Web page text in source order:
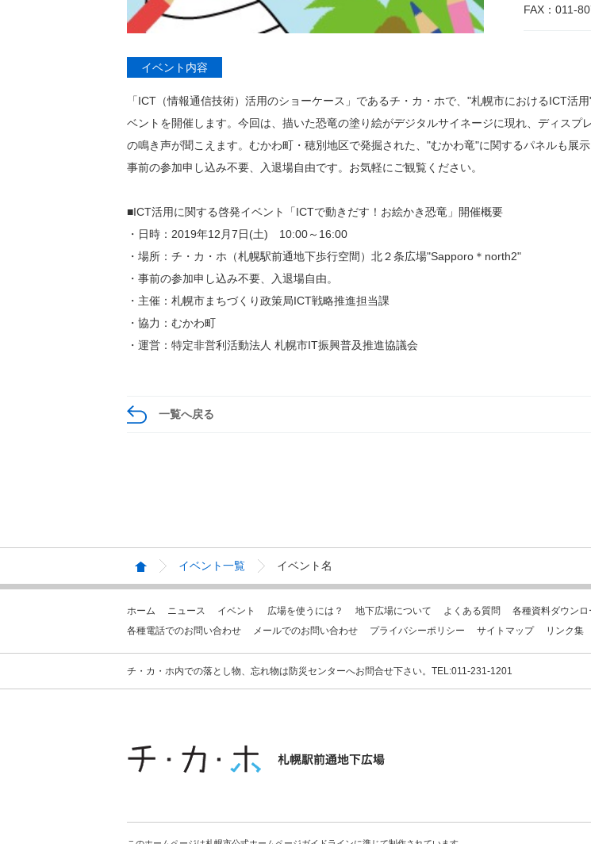
FAX：011-
イベント内容
「ICT（情報通信技術）活用のショーケース」であるチ・カ・ホで、"札幌市におけるICT活
ベントを開催します。今回は、描いた恐竜の塗り絵がデジタルサイネージに現れ、ディスプ
の鳴き声が聞こえます。むかわ町・穂別地区で発掘された、"むかわ竜"に関するパネルも展示
事前の参加申し込み不要、入退場自由です。お気軽にご観覧ください。
■ICT活用に関する啓発イベント「ICTで動きだす！お絵かき恐竜」開催概要
・日時：2019年12月7日(土) 10:00～16:00
・場所：チ・カ・ホ（札幌駅前通地下歩行空間）北２条広場"Sapporo＊north2"
・事前の参加申し込み不要、入退場自由。
・主催：札幌市まちづくり政策局ICT戦略推進担当課
・協力：むかわ町
・運営：特定非営利活動法人 札幌市IT振興普及推進協議会
一覧へ戻る
イベント一覧 イベント名
ホーム ニュース イベント 広場を使うには？ 地下広場について よくある質問 各種資料ダウンロ
各種電話でのお問い合わせ
メールでのお問い合わせ プライバシーポリシー サイトマップ リンク集
チ・カ・ホ内での落とし物、忘れ物は防災センターへお問合せ下さい。TEL:011-231-1201